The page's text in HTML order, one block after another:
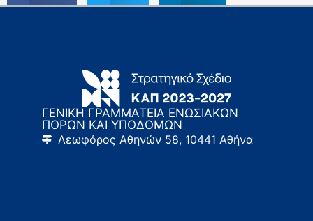
ΓΕΝΙΚΗ ΓΡΑΜΜΑΤΕΙΑ ΕΝΩΣΙΑΚΩΝ
ΠΟΡΩΝ ΚΑΙ ΥΠΟΔΟΜΩΝ
Λεωφόρος Αθηνών 58, 10441 Αθήνα